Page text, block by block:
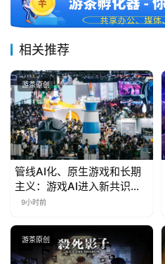
中
国
相关推荐
游茶原创
管线AI化、原生游戏和长期
主义：游戏AI进入新共识时
代
9小时前
游茶原创